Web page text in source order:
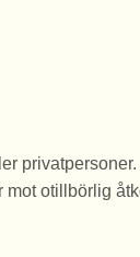
privatpersoner.
otillbörlig